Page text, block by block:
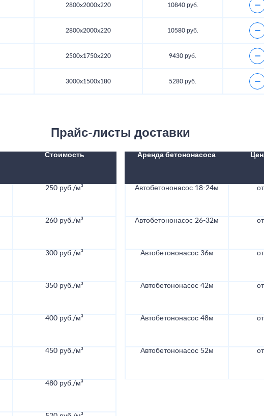
2800x2000x220 10840 руб.
2800x2000x220 10580 руб.
2500x1750x220 9430 руб.
3000x1500x180 5280 руб.
Прайс-листы доставки
Стоимость
250 руб./м³
260 руб./м³
300 руб./м³
350 руб./м³
400 руб./м³
450 руб./м³
480 руб./м³
Аренда бетононасоса
Автобетононасос 18-24м
Автобетононасос 26-32м
Автобетононасос 36м
Автобетононасос 42м
Автобетононасос 48м
Автобетононасос 52м